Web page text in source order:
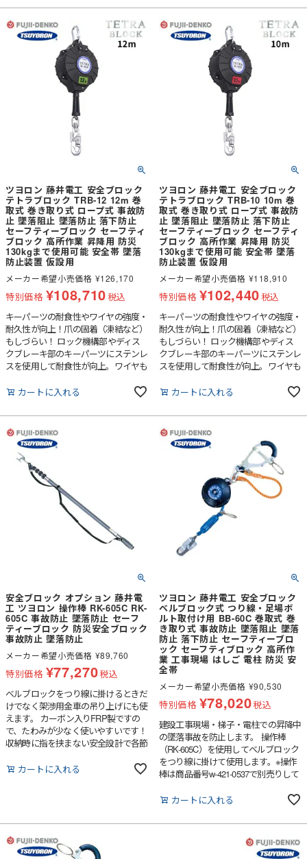
定は、使用現場の最大移動距離より約
1m長いものをお選びください。ま
た、テトラブロックは使用可能質量
130kg以下でご使用ください。
定は、使用現場の最大移動距離より約
1m長いものをお選びください。ま
た、テトラブロックは使用可能質量
130kg以下でご使用ください。
ツヨロン 藤井電工 安全ブロック
テトラブロック TRB-12 12m 巻
取式 巻き取り式 ロープ式 事故防
止 墜落阻止 墜落防止 落下防止
セーフティーブロック セーフティ
ブロック 高所作業 昇降用 防災
130kgまで使用可能 安全帯 墜落
防止装置 仮設用
メーカー希望小売価格 ¥126,170
特別価格 ¥108,710税込
キーパーツの耐食性やワイヤの強度・
耐久性が向上！爪の固着（凍結など）
もしづらい！ ロック機構部やディス
クブレーキ部のキーパーツにステンレ
スを使用して耐食性が向上。ワイヤも
績のあるディスクブレーキ内蔵でブレ
定は、使用現場の最大移動距離より約
1m長いものをお選びください。ま
た、テトラブロックは使用可能質量
130kg以下でご使用ください。
カートに入れる
ツヨロン 藤井電工 安全ブロック
テトラブロック TRB-10 10m 巻
取式 巻き取り式 ロープ式 事故防
止 墜落阻止 墜落防止 落下防止
セーフティーブロック セーフティ
ブロック 高所作業 昇降用 防災
130kgまで使用可能 安全帯 墜落
防止装置 仮設用
メーカー希望小売価格 ¥118,910
特別価格 ¥102,440税込
キーパーツの耐食性やワイヤの強度・
耐久性が向上！爪の固着（凍結など）
もしづらい！ ロック機構部やディス
クブレーキ部のキーパーツにステンレ
スを使用して耐食性が向上。ワイヤも
績のあるディスクブレーキ内蔵でブレ
定は、使用現場の最大移動距離より約
1m長いものをお選びください。ま
た、テトラブロックは使用可能質量
130kg以下でご使用ください。
カートに入れる
安全ブロック オプション 藤井電
工 ツヨロン 操作棒 RK-605C RK-
605C 事故防止 墜落防止 セーフ
ティーブロック 防災安全ブロック
事故防止 墜落防止
メーカー希望小売価格 ¥89,760
特別価格 ¥77,270税込
ベルブロックをつり線に掛けるときだ
けでなく架渉用金車の吊り上げにも使
えます。 カーボン入りFRP製ですの
で、たわみが少なく使いやすいです！
収納時に指を挟まない安全設計で各節
カートに入れる
ツヨロン 藤井電工 安全ブロック
ベルブロック式 つり線・足場ボ
ルト取付け用 BB-60C 巻取式 巻
き取り式 事故防止 墜落阻止 墜落
防止 落下防止 セーフティーブロ
ック セーフティブロック 高所作
業 工事現場 はしご 電柱 防災 安
全帯
メーカー希望小売価格 ¥90,530
特別価格 ¥78,020税込
建設工事現場・梯子・電柱での昇降中
の墜落事故を防止します。 操作棒
（RK-605C）を使用してベルブロック
をつり線に掛けて使用します。※操作
棒は商品番号w-421-0537で別売りして
カートに入れる